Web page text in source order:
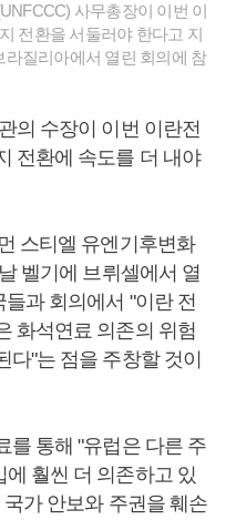
사무총장이 이번 이
전환을 서둘러야 한다고 지
라질리아에서 열린 회의에 참
의 수장이 이번 이란전
전환에 속도를 더 내야
스티엘 유엔기후변화
벨기에 브뤼셀에서 열
과 회의에서 "이란 전
화석연료 의존의 위험
"는 점을 주창할 것이
를 통해 "유럽은 다른 주
훨씬 더 의존하고 있
가 안보와 주권을 훼손